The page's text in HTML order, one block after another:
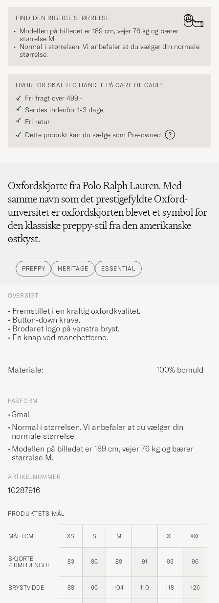
FIND DEN RIGTIGE STØRRELSE
Modellen på billedet er 189 cm, vejer 76 kg og bærer
størrelse M.
Normal i størrelsen. Vi anbefaler at du vælger din normale
størrelse.
HVORFOR SKAL JEG HANDLE PÅ CARE OF CARL?
Fri fragt over 499;-
Sendes indenfor 1-3 dage
Fri retur
Dette produkt kan du sælge som Pre-owned
Oxfordskjorte fra Polo Ralph Lauren. Med
samme navn som det prestigefyldte Oxford-
unversitet er oxfordskjorten blevet et symbol for
den klassiske preppy-stil fra den amerikanske
østkyst.
PREPPY HERITAGE ESSENTIAL
OVERSIGT
• Fremstillet i en kraftig oxfordkvalitet.
• Button-down krave.
• Broderet logo på venstre bryst.
• En knap ved manchetterne.
Materiale: 100% bomuld
PASFORM
Smal
Normal i størrelsen. Vi anbefaler at du vælger din
normale størrelse.
Modellen på billedet er 189 cm, vejer 76 kg og bærer
størrelse M.
ARTIKELNUMMER
10287916
PRODUKTETS MÅL
MÅL I CM XS S M L XL XXL
SKJORTE
ÆRMELÆNGDE
83 86 88 91 93 96
BRYSTVIDDE 88 96 104 110 118 126